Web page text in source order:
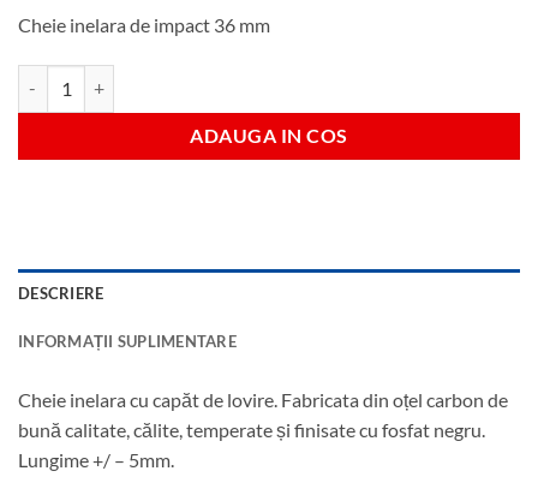
Cheie inelara de impact 36 mm
ADAUGA IN COS
DESCRIERE
INFORMAȚII SUPLIMENTARE
Cheie inelara cu capăt de lovire. Fabricata din oțel carbon de
bună calitate, călite, temperate și finisate cu fosfat negru.
Lungime +/ – 5mm.